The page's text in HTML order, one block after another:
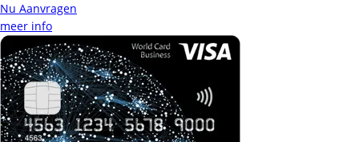
Nu Aanvragen
meer info